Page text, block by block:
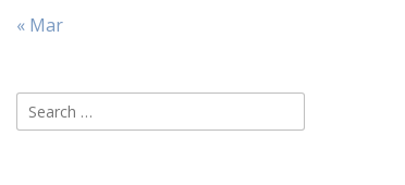
« Mar
Search
for: